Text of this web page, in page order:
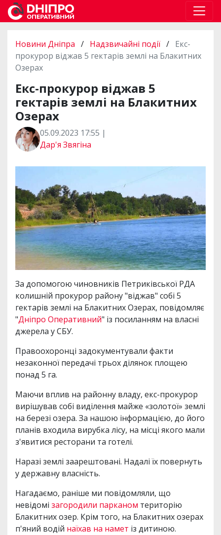
Новини Дніпра / Надзвичайні події / Екс-
прокурор віджав 5 гектарів землі на Блакитних
Озерах
Екс-прокурор віджав 5
гектарів землі на Блакитних
Озерах
05.09.2023 17:55 |
Дар'я Звягіна
За допомогою чиновників Петриківської РДА
колишній прокурор району "віджав" собі 5
гектарів землі на Блакитних Озерах, повідомляє
"Дніпро Оперативний" із посиланням на власні
джерела у СБУ.
Правоохоронці задокументували факти
незаконної передачі трьох ділянок площею
понад 5 га.
Маючи вплив на районну владу, екс-прокурор
вирішував собі виділення майже «золотої» землі
на березі озера. За нашою інформацією, до його
планів входила вирубка лісу, на місці якого мали
з'явитися ресторани та готелі.
Наразі землі заарештовані. Надалі їх повернуть
у державну власність.
Нагадаємо, раніше ми повідомляли, що
невідомі загородили парканом територію
Блакитних озер. Крім того, на Блакитних озерах
п'яний водій наїхав на намет із дитиною.